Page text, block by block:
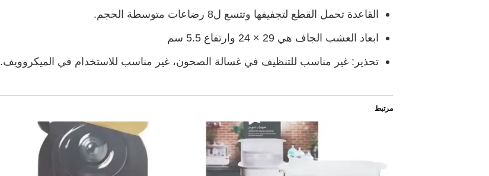
القاعدة تحمل القطع لتجفيفها وتتسع ل8 رضاعات متوسطة الحجم.
ابعاد العشب الجاف هي 29 × 24 وارتفاع 5.5 سم
تحذير: غير مناسب للتنظيف في غسالة الصحون، غير مناسب للاستخدام في الميكروويف.
مرتبط